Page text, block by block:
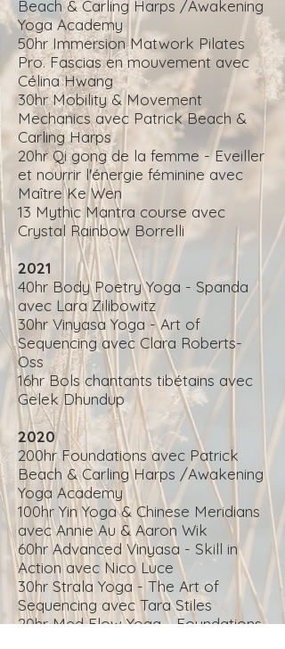
Beach & Carling Harps /Awakening
Yoga Academy
50hr Immersion Matwork Pilates
Pro. Fascias en mouvement avec
Célina Hwang
30hr Mobility & Movement
Mechanics avec Patrick Beach &
Carling Harps
20hr Qi gong de la femme - Eveiller
et nourrir l'énergie féminine avec
Maître Ke Wen
13 Mythic Mantra course avec
Crystal Rainbow Borrelli
2021
40hr Body Poetry Yoga - Spanda
avec Lara Zilibowitz
30hr Vinyasa Yoga - Art of
Sequencing avec Clara Roberts-
Oss
16hr Bols chantants tibétains avec
Gelek Dhundup
2020
200hr Foundations avec Patrick
Beach & Carling Harps /Awakening
Yoga Academy
100hr Yin Yoga & Chinese Meridians
avec Annie Au & Aaron Wik
60hr Advanced Vinyasa - Skill in
Action avec Nico Luce
30hr Strala Yoga - The Art of
Sequencing avec Tara Stiles
20hr Med Flow Yoga - Foundations